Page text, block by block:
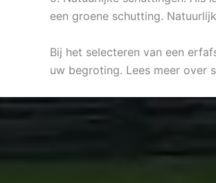
een groene schutting.
Bij het selecteren van een
uw begroting. Lees meer over